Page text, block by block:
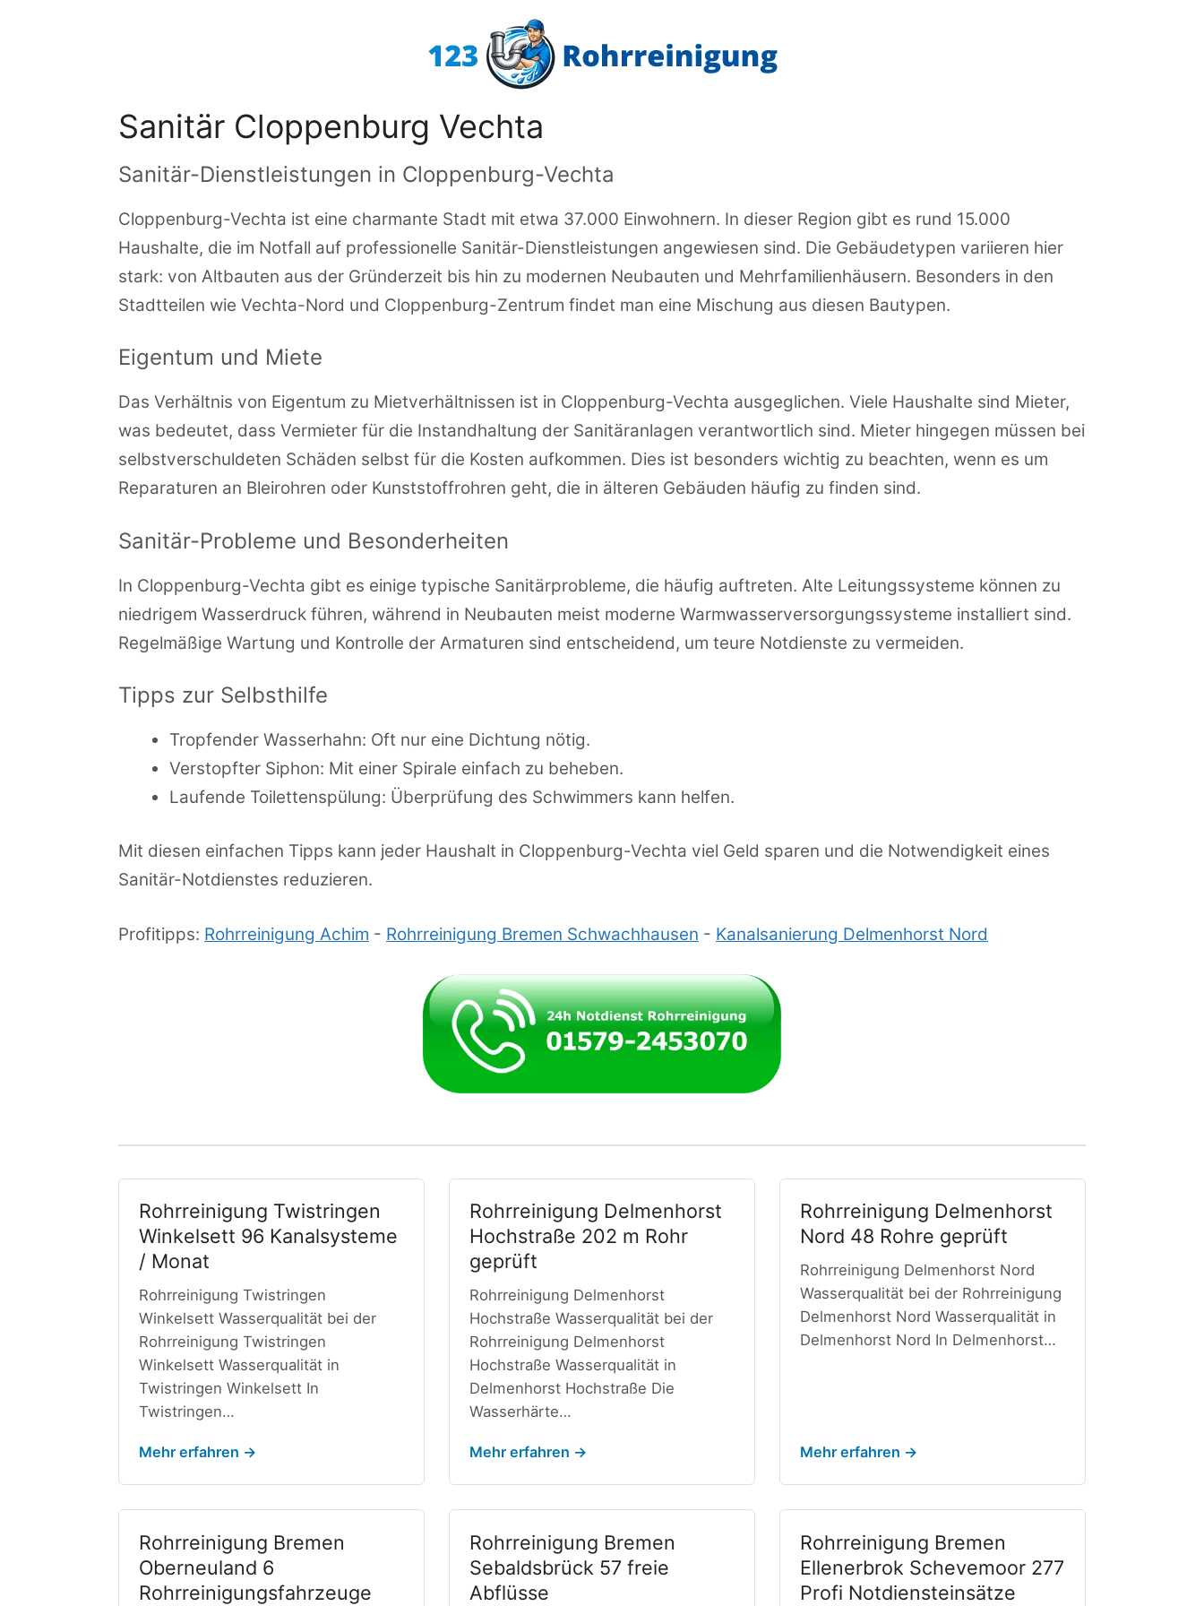
Sanitär Cloppenburg Vechta
Sanitär-Dienstleistungen in Cloppenburg-Vechta
Cloppenburg-Vechta ist eine charmante Stadt mit etwa 37.000 Einwohnern. In dieser Region gibt es rund 15.000
Haushalte, die im Notfall auf professionelle Sanitär-Dienstleistungen angewiesen sind. Die Gebäudetypen variieren hier
stark: von Altbauten aus der Gründerzeit bis hin zu modernen Neubauten und Mehrfamilienhäusern. Besonders in den
Stadtteilen wie Vechta-Nord und Cloppenburg-Zentrum findet man eine Mischung aus diesen Bautypen.
Eigentum und Miete
Das Verhältnis von Eigentum zu Mietverhältnissen ist in Cloppenburg-Vechta ausgeglichen. Viele Haushalte sind Mieter,
was bedeutet, dass Vermieter für die Instandhaltung der Sanitäranlagen verantwortlich sind. Mieter hingegen müssen bei
selbstverschuldeten Schäden selbst für die Kosten aufkommen. Dies ist besonders wichtig zu beachten, wenn es um
Reparaturen an Bleirohren oder Kunststoffrohren geht, die in älteren Gebäuden häufig zu finden sind.
Sanitär-Probleme und Besonderheiten
In Cloppenburg-Vechta gibt es einige typische Sanitärprobleme, die häufig auftreten. Alte Leitungssysteme können zu
niedrigem Wasserdruck führen, während in Neubauten meist moderne Warmwasserversorgungssysteme installiert sind.
Regelmäßige Wartung und Kontrolle der Armaturen sind entscheidend, um teure Notdienste zu vermeiden.
Tipps zur Selbsthilfe
Tropfender Wasserhahn: Oft nur eine Dichtung nötig.
Verstopfter Siphon: Mit einer Spirale einfach zu beheben.
Laufende Toilettenspülung: Überprüfung des Schwimmers kann helfen.
Mit diesen einfachen Tipps kann jeder Haushalt in Cloppenburg-Vechta viel Geld sparen und die Notwendigkeit eines
Sanitär-Notdienstes reduzieren.
Profitipps: Rohrreinigung Achim - Rohrreinigung Bremen Schwachhausen - Kanalsanierung Delmenhorst Nord
Rohrreinigung Twistringen
Winkelsett 96 Kanalsysteme
/ Monat
Rohrreinigung Twistringen
Winkelsett Wasserqualität bei der
Rohrreinigung Twistringen
Winkelsett Wasserqualität in
Twistringen Winkelsett In
Twistringen…
Mehr erfahren →
Rohrreinigung Delmenhorst
Hochstraße 202 m Rohr
geprüft
Rohrreinigung Delmenhorst
Hochstraße Wasserqualität bei der
Rohrreinigung Delmenhorst
Hochstraße Wasserqualität in
Delmenhorst Hochstraße Die
Wasserhärte…
Mehr erfahren →
Rohrreinigung Delmenhorst
Nord 48 Rohre geprüft
Rohrreinigung Delmenhorst Nord
Wasserqualität bei der Rohrreinigung
Delmenhorst Nord Wasserqualität in
Delmenhorst Nord In Delmenhorst…
Mehr erfahren →
Rohrreinigung Bremen
Oberneuland 6
Rohrreinigungsfahrzeuge
Rohrreinigung Bremen
Sebaldsbrück 57 freie
Abflüsse
Rohrreinigung Bremen
Ellenerbrok Schevemoor 277
Profi Notdiensteinsätze